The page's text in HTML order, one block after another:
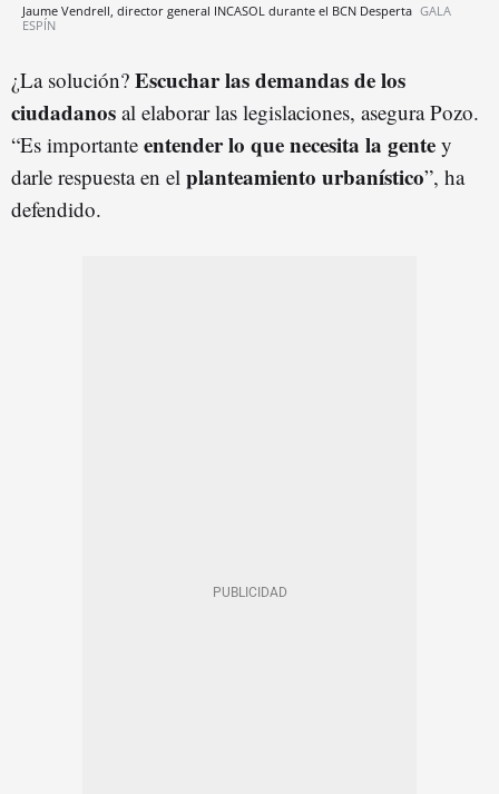
Jaume Vendrell, director general INCASOL durante el BCN Desperta GALA
ESPÍN
¿La solución? Escuchar las demandas de los
ciudadanos al elaborar las legislaciones, asegura Pozo.
“Es importante entender lo que necesita la gente y
darle respuesta en el planteamiento urbanístico”, ha
defendido.